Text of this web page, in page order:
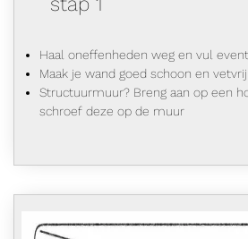
Haal oneffenheden weg en vul
Maak je wand goed schoon en vetvrij
Structuurmuur? Breng aan op een
schroef deze op de muur